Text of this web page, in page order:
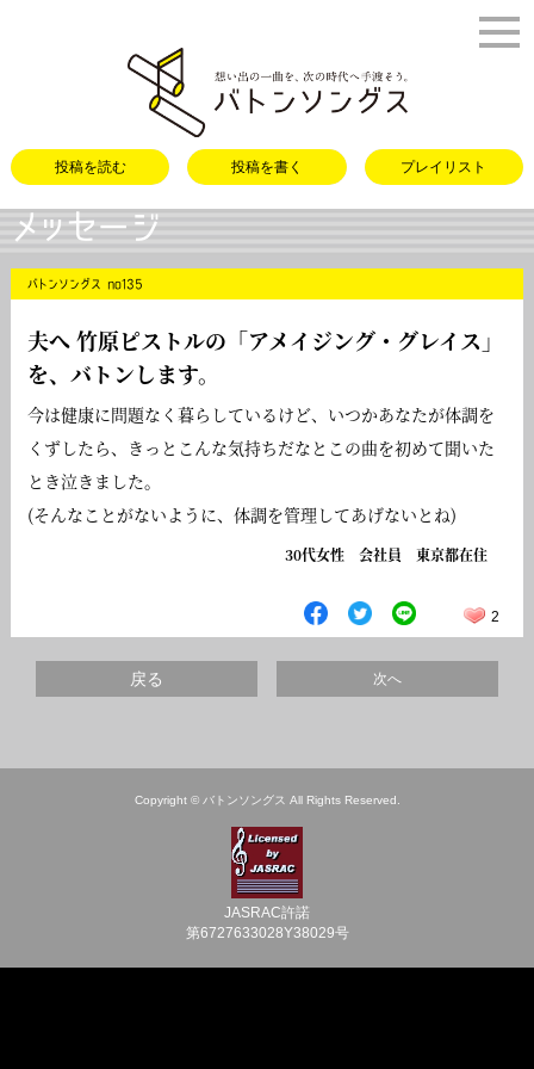
投稿を読む 投稿を書く プレイリスト
メッセージ
バトンソングス no135
夫へ 竹原ピストルの「アメイジング・グレイス 」
を、バトンします。
今は健康に問題なく暮らしているけど、いつかあなたが体調を
くずしたら、きっとこんな気持ちだなとこの曲を初めて聞いた
とき泣きました。
(そんなことがないように、体調を管理してあげないとね)
30代女性 会社員 東京都在住
2
戻る 次へ
Copyright © バトンソングス All Rights Reserved.
JASRAC許諾
第6727633028Y38029号